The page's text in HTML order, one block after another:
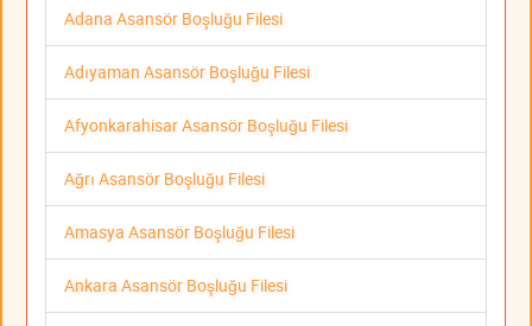
Adana Asansör Boşluğu Filesi
Adıyaman Asansör Boşluğu Filesi
Afyonkarahisar Asansör Boşluğu Filesi
Ağrı Asansör Boşluğu Filesi
Amasya Asansör Boşluğu Filesi
Ankara Asansör Boşluğu Filesi